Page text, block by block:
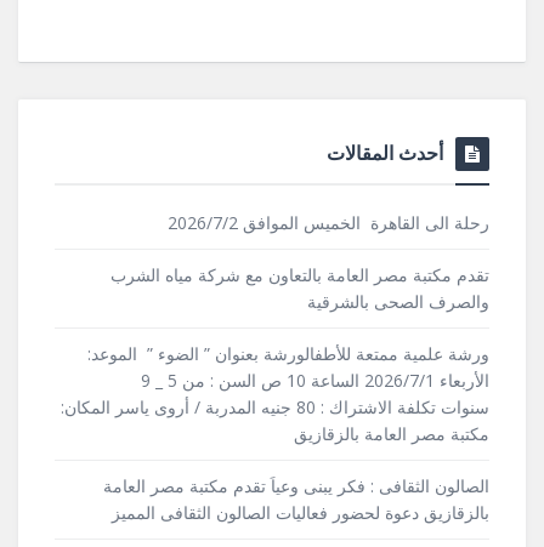
أحدث المقالات
رحلة الى القاهرة الخميس الموافق 2026/7/2
تقدم مكتبة مصر العامة بالتعاون مع شركة مياه الشرب
والصرف الصحى بالشرقية
ورشة علمية ممتعة للأطفالورشة بعنوان ” الضوء ” الموعد:
الأربعاء 2026/7/1 الساعة 10 ص السن : من 5 _ 9
سنوات تكلفة الاشتراك : 80 جنيه المدربة / أروى ياسر المكان:
مكتبة مصر العامة بالزقازيق
الصالون الثقافى : فكر يبنى وعياَ تقدم مكتبة مصر العامة
بالزقازيق دعوة لحضور فعاليات الصالون الثقافى المميز